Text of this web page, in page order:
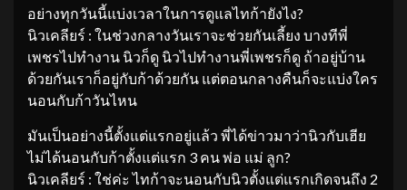
อย่างทุกวันนี้แบ่งเวลาในการดูแลไทก้ายังไง?
นิวเคลียร์ : ในช่วงกลางวันเราจะช่วยกันเลี้ยง บางทีพี่
เพชรไปทำงาน นิวก็ดู นิวไปทำงานพี่เพชรก็ดู ถ้าอยู่บ้าน
ด้วยกันเราก็อยู่กับก้าด้วยกัน แต่ตอนกลางคืนก็จะแบ่งใคร
นอนกับก้าวันไหน
มันเป็นอย่างนี้ตั้งแต่แรกอยู่แล้ว พี่ได้ข่าวมาว่านิวกับเฮีย
ไม่ได้นอนกับก้าตั้งแต่แรก 3 คน พ่อ แม่ ลูก?
นิวเคลียร์ : ใช่ค่ะ ไทก้าจะนอนกับนิวตั้งแต่แรกเกิดจนถึง 2